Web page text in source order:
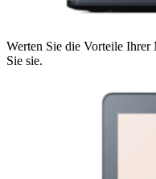
Werten Sie die Vorteile
Sie sie.